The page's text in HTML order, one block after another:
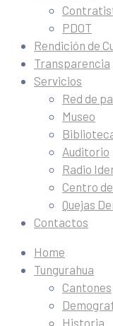
PDOT
Rendición de
Transparencia
Servicios
Red de
Museo
Auditorio
Radio
Centro
Quejas
Contactos
Home
Tungurahua
Cantones
Historia